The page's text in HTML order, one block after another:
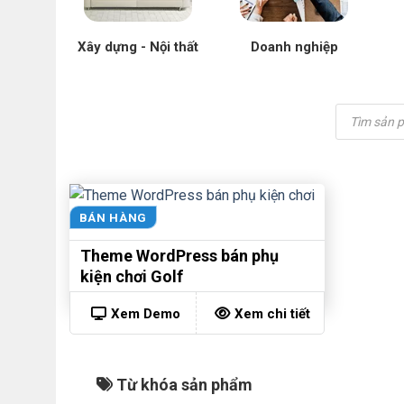
Xây dựng - Nội thất Doanh nghiệp
Tìm
kiếm
sản
BÁN HÀNG
Theme WordPress bán phụ
kiện chơi Golf
Xem Demo Xem chi tiết
Từ khóa sản phẩm